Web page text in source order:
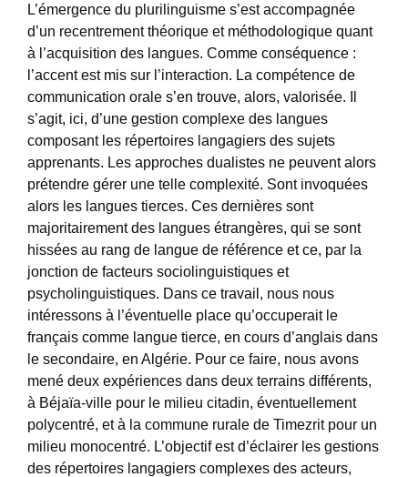
L’émergence du plurilinguisme s’est accompagnée
d’un recentrement théorique et méthodologique quant
à l’acquisition des langues. Comme conséquence :
l’accent est mis sur l’interaction. La compétence de
communication orale s’en trouve, alors, valorisée. Il
s’agit, ici, d’une gestion complexe des langues
composant les répertoires langagiers des sujets
apprenants. Les approches dualistes ne peuvent alors
prétendre gérer une telle complexité. Sont invoquées
alors les langues tierces. Ces dernières sont
majoritairement des langues étrangères, qui se sont
hissées au rang de langue de référence et ce, par la
jonction de facteurs sociolinguistiques et
psycholinguistiques. Dans ce travail, nous nous
intéressons à l’éventuelle place qu’occuperait le
français comme langue tierce, en cours d’anglais dans
le secondaire, en Algérie. Pour ce faire, nous avons
mené deux expériences dans deux terrains différents,
à Béjaïa-ville pour le milieu citadin, éventuellement
polycentré, et à la commune rurale de Timezrit pour un
milieu monocentré. L’objectif est d’éclairer les gestions
des répertoires langagiers complexes des acteurs,